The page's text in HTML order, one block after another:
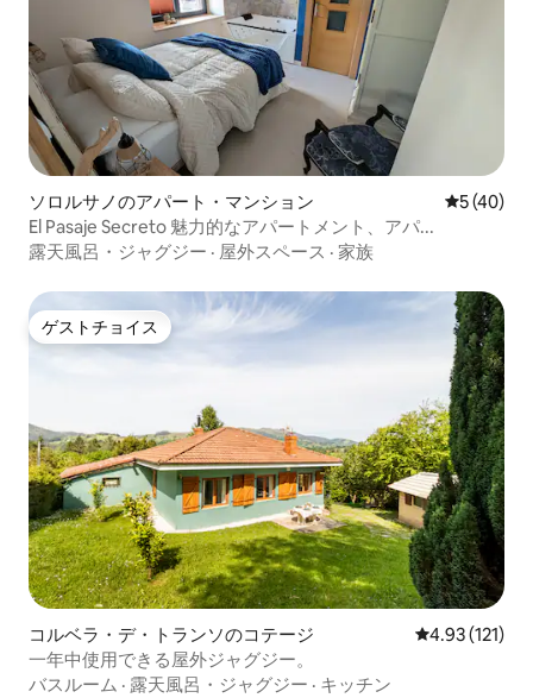
ソロルサノのアパート・マンション レビュー
5 (40)
El Pasaje Secreto 魅力的なアパートメント、アパ...
露天風呂・ジャグジー · 屋外スペース · 家族
ゲストチョイス
ゲストチョイス
コルベラ・デ・トランソのコテージ レビュー121
4.93 (121)
一年中使用できる屋外ジャグジー。
バスルーム · 露天風呂・ジャグジー · キッチン